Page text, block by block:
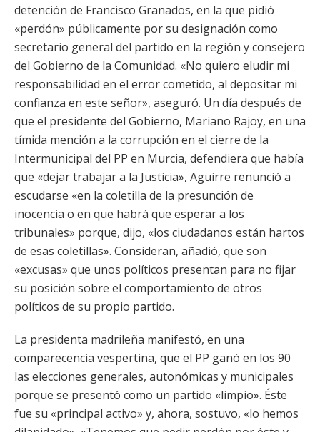
detención de Francisco Granados, en la que pidió
«perdón» públicamente por su designación como
secretario general del partido en la región y consejero
del Gobierno de la Comunidad. «No quiero eludir mi
responsabilidad en el error cometido, al depositar mi
confianza en este señor», aseguró. Un día después de
que el presidente del Gobierno, Mariano Rajoy, en una
tímida mención a la corrupción en el cierre de la
Intermunicipal del PP en Murcia, defendiera que había
que «dejar trabajar a la Justicia», Aguirre renunció a
escudarse «en la coletilla de la presunción de
inocencia o en que habrá que esperar a los
tribunales» porque, dijo, «los ciudadanos están hartos
de esas coletillas». Consideran, añadió, que son
«excusas» que unos políticos presentan para no fijar
su posición sobre el comportamiento de otros
políticos de su propio partido.
La presidenta madrileña manifestó, en una
comparecencia vespertina, que el PP ganó en los 90
las elecciones generales, autonómicas y municipales
porque se presentó como un partido «limpio». Éste
fue su «principal activo» y, ahora, sostuvo, «lo hemos